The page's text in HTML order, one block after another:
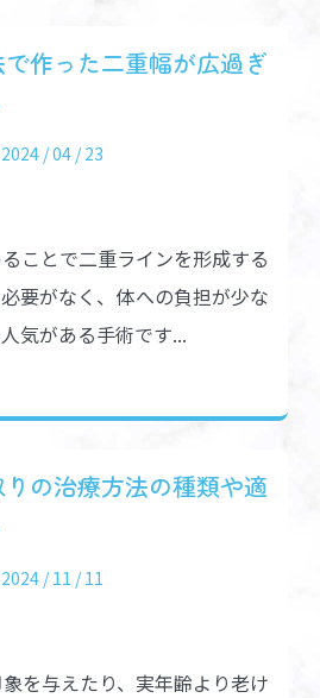
作った二重幅が広過ぎ
/ 04 / 23
ことで二重ラインを形成する
要がなく、体への負担が少な
気がある手術です...
りの治療方法の種類や適
/ 11 / 11
を与えたり、実年齢より老け